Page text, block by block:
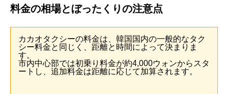
料金の相場とぼったくりの注意点
カカオタクシーの料金は、韓国国内の一般的なタク
シー料金と同じく、距離と時間によって決まりま
す。
市内中心部では初乗り料金が約4,000ウォンからスタ
ートし、追加料金は距離に応じて加算されます。